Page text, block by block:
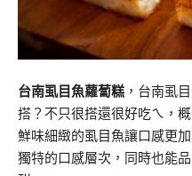
台南虱目魚蘿蔔糕 ，台南虱
搭？不只很搭還很好吃ㄟ，
鮮味細緻的虱目魚讓口感更
獨特的口感層次，同時也能